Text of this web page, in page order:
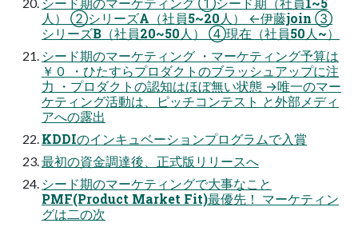
人） ②シリーズA（社員5~20人） ←伊藤join ③
シリーズB（社員20~50人） ④現在（社員50人~）
シード期のマーケティング ・マーケティング予算は
￥０ ・ひたすらプロダクトのブラッシュアップに注
力 ・プロダクトの認知はほぼ無い状態 →唯一のマー
ケティング活動は、ピッチコンテスト と外部メディ
アへの露出
KDDIのインキュベーションプログラムで入賞
最初の資金調達後、正式版リリースへ
シード期のマーケティングで大事なこと
PMF(Product Market Fit)最優先！ マーケティン
グは二の次